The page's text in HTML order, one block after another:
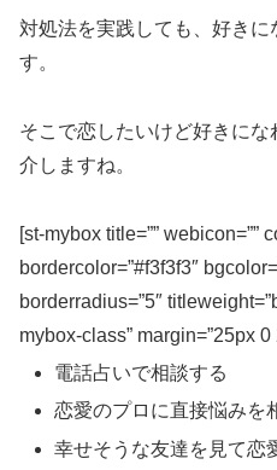
対処法を実践しても、好きに
す。
そこで恋したいけど好きに
介しますね。
[st-mybox title=”” webicon=””
bordercolor=”#f3f3f3″
borderradius=”5″
mybox-class” margin=”25px 0
電話占いで相談する
恋愛のプロに直接悩みを
幸せそうな友達を見て恋